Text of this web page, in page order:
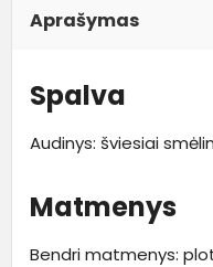
Aprašymas
Spalva
Audinys: šviesiai
Matmenys
Bendri matmenys: